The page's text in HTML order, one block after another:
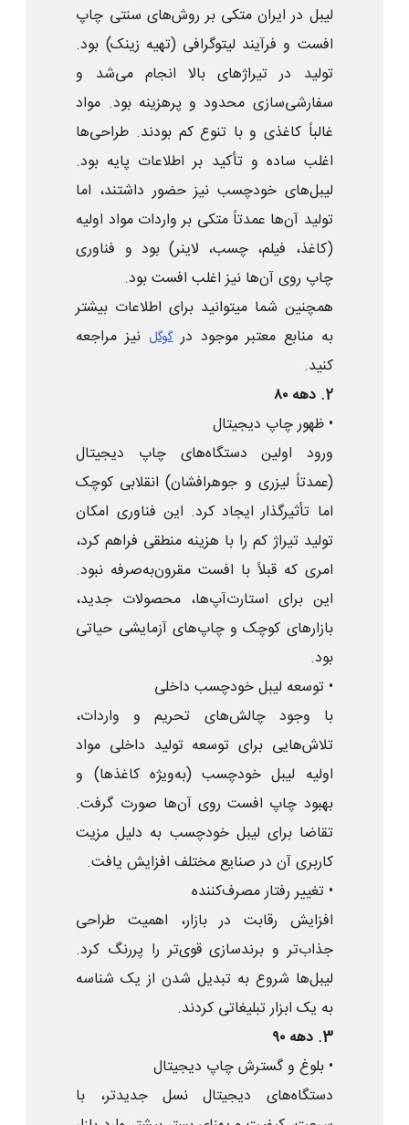
لیبل در ایران متکی بر روش‌های سنتی چاپ
افست و فرآیند لیتوگرافی (تهیه زینک) بود.
تولید در تیراژهای بالا انجام می‌شد و
سفارشی‌سازی محدود و پرهزینه بود. مواد
غالباً کاغذی و با تنوع کم بودند. طراحی‌ها
اغلب ساده و تأکید بر اطلاعات پایه بود.
لیبل‌های خودچسب نیز حضور داشتند، اما
تولید آن‌ها عمدتاً متکی بر واردات مواد اولیه
(کاغذ، فیلم، چسب، لاینر) بود و فناوری
چاپ روی آن‌ها نیز اغلب افست بود.
همچنین شما میتوانید برای اطلاعات بیشتر
به منابع معتبر موجود درگوگل نیز مراجعه
کنید.
2. دهه ۸۰
• ظهور چاپ دیجیتال
ورود اولین دستگاه‌های چاپ دیجیتال
(عمدتاً لیزری و جوهرافشان) انقلابی کوچک
اما تأثیرگذار ایجاد کرد. این فناوری امکان
تولید تیراژ کم را با هزینه منطقی فراهم کرد،
امری که قبلاً با افست مقرون‌به‌صرفه نبود.
این برای استارت‌آپ‌ها، محصولات جدید،
بازارهای کوچک و چاپ‌های آزمایشی حیاتی
بود.
• توسعه لیبل خودچسب داخلی
با وجود چالش‌های تحریم و واردات،
تلاش‌هایی برای توسعه تولید داخلی مواد
اولیه لیبل خودچسب (به‌ویژه کاغذها) و
بهبود چاپ افست روی آن‌ها صورت گرفت.
تقاضا برای لیبل خودچسب به دلیل مزیت
کاربری آن در صنایع مختلف افزایش یافت.
• تغییر رفتار مصرف‌کننده
افزایش رقابت در بازار، اهمیت طراحی
جذاب‌تر و برندسازی قوی‌تر را پررنگ کرد.
لیبل‌ها شروع به تبدیل شدن از یک شناسه
به یک ابزار تبلیغاتی کردند.
3. دهه ۹۰
• بلوغ و گسترش چاپ دیجیتال
دستگاه‌های دیجیتال نسل جدیدتر، با